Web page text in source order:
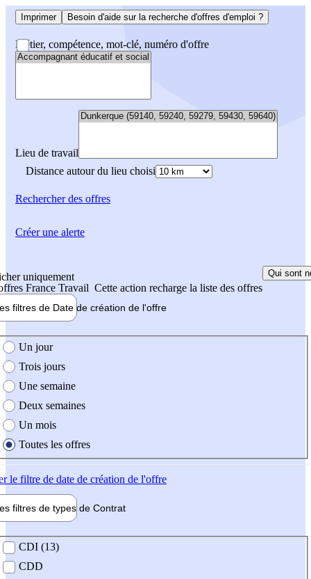
Imprimer Besoin d'aide sur la recherche d'offres d'emploi ?
Métier, compétence, mot-clé, numéro d'offre
Lieu de travail
Distance autour du lieu choisi
Rechercherdes offres
uniquement
France Travail Cette action recharge la liste des offres
Qui sont
filtres de Date de création de l'offre
création de l'offre
Un jour
Trois jours
Une semaine
Deux semaines
Un mois
Toutes les offres
le filtre de date de création de l'offre
filtres de types de Contrat
contrat
CDI (13)
CDD
Créer une alerte